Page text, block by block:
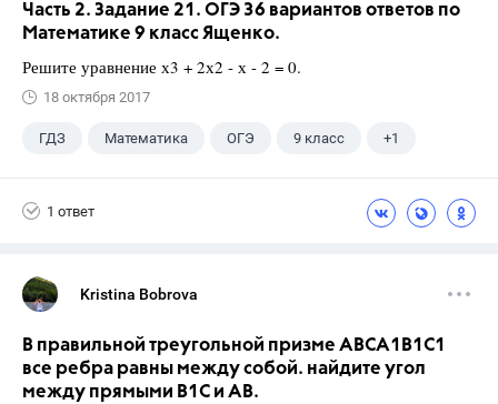
Часть 2. Задание 21. ОГЭ 36 вариантов ответов по
Математике 9 класс Ященко.
Решите уравнение х3 + 2х2 - х - 2 = 0.
18 октября 2017
ГДЗ Математика ОГЭ 9 класс +1
1 ответ
Kristina Bobrova
В правильной треугольной призме АВСA1В1С1
все ребра равны между собой. найдите угол
между прямыми В1С и АВ.